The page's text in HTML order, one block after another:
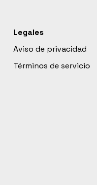
Legales
Aviso de privacidad
Términos de servicio